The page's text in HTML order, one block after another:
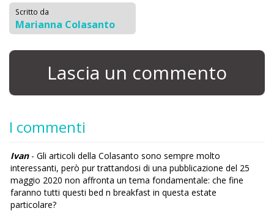
Scritto da
Marianna Colasanto
Lascia un commento
I commenti
Ivan- Gli articoli della Colasanto sono sempre molto
interessanti, però pur trattandosi di una pubblicazione del 25
maggio 2020 non affronta un tema fondamentale: che fine
faranno tutti questi bed n breakfast in questa estate
particolare?